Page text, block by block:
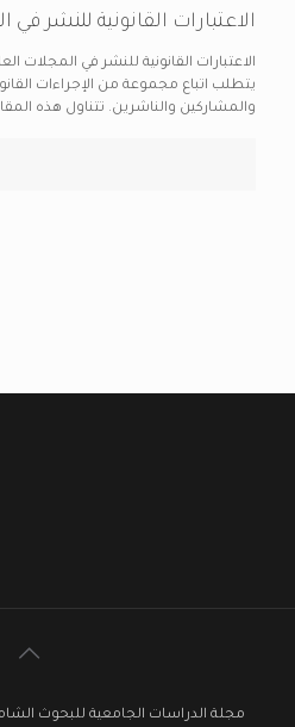
الاعتبارات القانونية للنشر في
الاعتبارات القانونية للنشر في المجلات
يتطلب اتباع مجموعة من الإجراءات
والمشاركين والناشرين. تتناول هذه
مجلة الدراسات الجامعية للبحوث